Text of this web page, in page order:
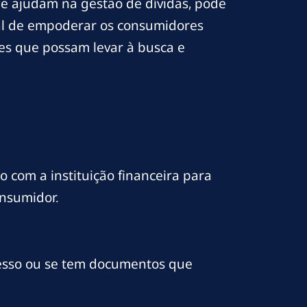
de empoderar os consumidores
que possam levar à busca e
com a instituição financeira para
ou se tem documentos que